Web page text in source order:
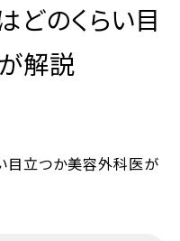
どのくらい目
解説